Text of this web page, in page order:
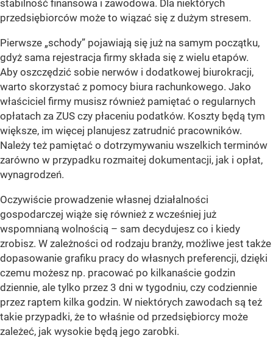
stabilność finansowa i zawodowa. Dla niektórych
przedsiębiorców może to wiązać się z dużym stresem.
Pierwsze „schody” pojawiają się już na samym początku,
gdyż sama rejestracja firmy składa się z wielu etapów.
Aby oszczędzić sobie nerwów i dodatkowej biurokracji,
warto skorzystać z pomocy biura rachunkowego. Jako
właściciel firmy musisz również pamiętać o regularnych
opłatach za ZUS czy płaceniu podatków. Koszty będą tym
większe, im więcej planujesz zatrudnić pracowników.
Należy też pamiętać o dotrzymywaniu wszelkich terminów
zarówno w przypadku rozmaitej dokumentacji, jak i opłat,
wynagrodzeń.
Oczywiście prowadzenie własnej działalności
gospodarczej wiąże się również z wcześniej już
wspomnianą wolnością – sam decydujesz co i kiedy
zrobisz. W zależności od rodzaju branży, możliwe jest także
dopasowanie grafiku pracy do własnych preferencji, dzięki
czemu możesz np. pracować po kilkanaście godzin
dziennie, ale tylko przez 3 dni w tygodniu, czy codziennie
przez raptem kilka godzin. W niektórych zawodach są też
takie przypadki, że to właśnie od przedsiębiorcy może
zależeć, jak wysokie będą jego zarobki.